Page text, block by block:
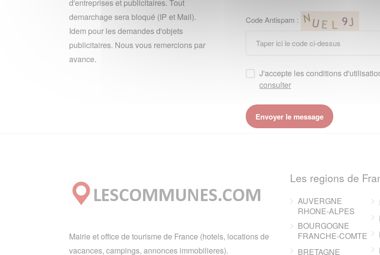
d'entreprises et publicitaires. Tout
demarchage sera bloqué (IP et Mail).
Idem pour les demandes d'objets
publicitaires. Nous vous remercions par
avance.
Code Antispam :
J'accepte les conditions
consulter
Mairie et office de tourisme de France (hotels, locations de
vacances, campings, annonces immobilieres).
Les regions de
AUVERGNE
RHONE-ALPES
BOURGOGNE
FRANCHE-COMTE
BRETAGNE